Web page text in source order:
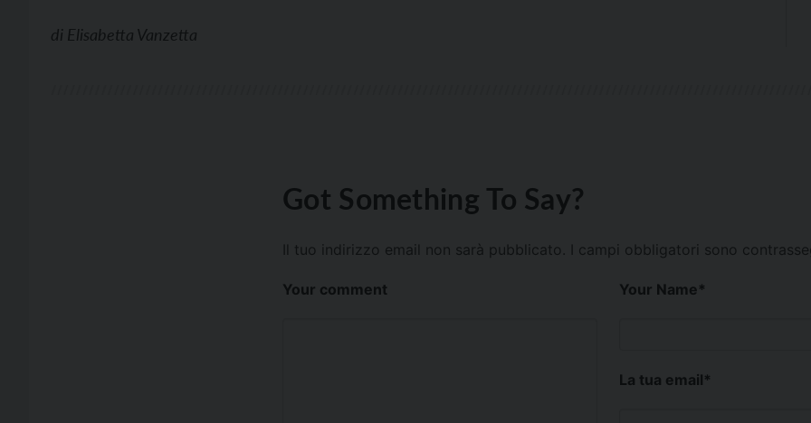
di Elisabetta Vanzetta
Got Something To Say?
Il tuo indirizzo email non sarà pubblicato. I campi obbligatori sono
Your comment Your Name*
La tua email*